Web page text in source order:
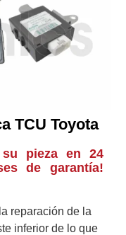
TCU Toyota
su pieza en 24
de garantía!
reparación de la
inferior de lo que